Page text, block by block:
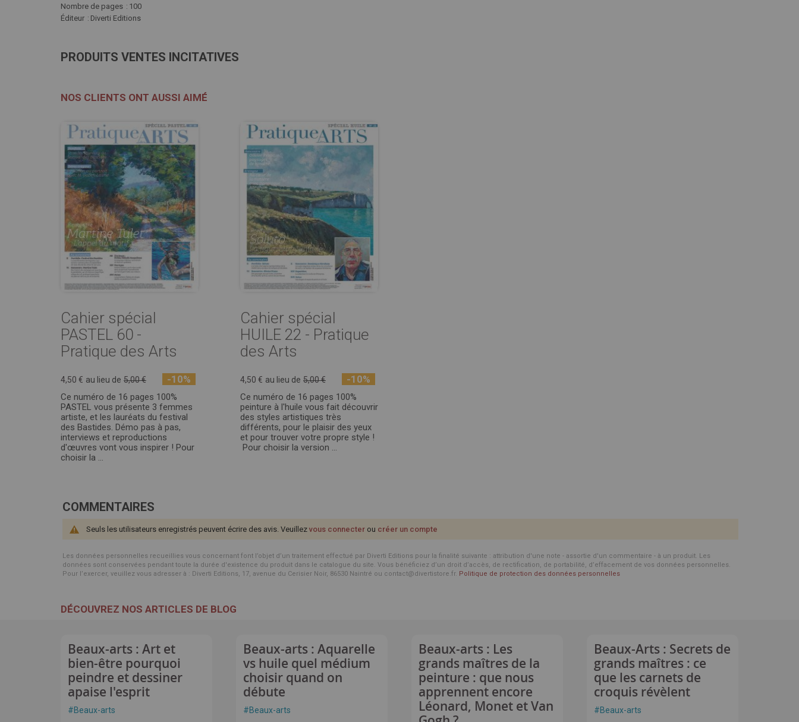
Nombre de pages
100
Éditeur
Diverti Editions
PRODUITS VENTES INCITATIVES
NOS CLIENTS ONT AUSSI AIMÉ
Cahier spécial
PASTEL 60 -
Pratique des Arts
4,50 € au lieu de 5,00 € -10%
Ce numéro de 16 pages 100%
PASTEL vous présente 3 femmes
artiste, et les lauréats du festival
des Bastides. Démo pas à pas,
interviews et reproductions
d'œuvres vont vous inspirer ! Pour
choisir la ...
Cahier spécial
HUILE 22 - Pratique
des Arts
4,50 € au lieu de 5,00 € -10%
Ce numéro de 16 pages 100%
peinture à l'huile vous fait découvrir
des styles artistiques très
différents, pour le plaisir des yeux
et pour trouver votre propre style !
Pour choisir la version ...
COMMENTAIRES
Seuls les utilisateurs enregistrés peuvent écrire des avis. Veuillez vous connecter ou créer un compte
Les données personnelles recueillies vous concernant font l’objet d’un traitement effectué par Diverti Editions pour la finalité suivante : attribution d'une note - assortie d'un commentaire - à un produit. Les
données sont conservées pendant toute la durée d'existence du produit dans le catalogue du site. Vous bénéficiez d’un droit d’accès, de rectification, de portabilité, d’effacement de vos données personnelles.
Pour l’exercer, veuillez vous adresser à : Diverti Editions, 17, avenue du Cerisier Noir, 86530 Naintré ou contact@divertistore.fr. Politique de protection des données personnelles
DÉCOUVREZ NOS ARTICLES DE BLOG
Beaux-arts : Art et
bien-être pourquoi
peindre et dessiner
apaise l'esprit
#Beaux-arts
Beaux-arts : Aquarelle
vs huile quel médium
choisir quand on
débute
#Beaux-arts
Beaux-arts : Les
grands maîtres de la
peinture : que nous
apprennent encore
Léonard, Monet et Van
Beaux-Arts : Secrets de
grands maîtres : ce
que les carnets de
croquis révèlent
#Beaux-arts